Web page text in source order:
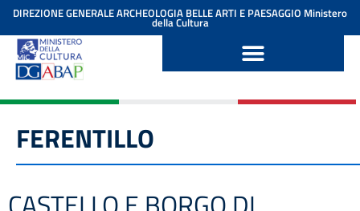
contenuto
DIREZIONE GENERALE ARCHEOLOGIA BELLE ARTI E PAESAGGIO Ministero
della Cultura
FERENTILLO